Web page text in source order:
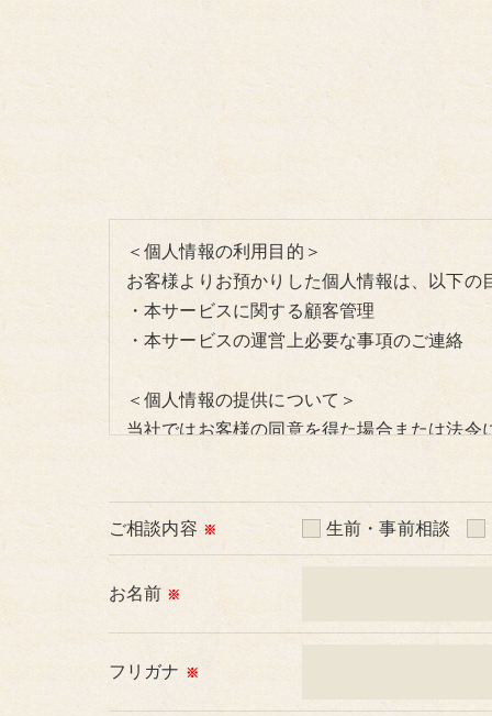
＜個人情報の利用目的＞
お客様よりお預かりした個人情報は、以下
・本サービスに関する顧客管理
・本サービスの運営上必要な事項のご連絡
＜個人情報の提供について＞
当社ではお客様の同意を得た場合または法令
＜個人情報の委託について＞
＜個人情報の安全管理＞
当社では、個人情報の漏洩等がなされない
ご相談内容 ※ 生前・事前相談
お名前 ※
フリガナ ※